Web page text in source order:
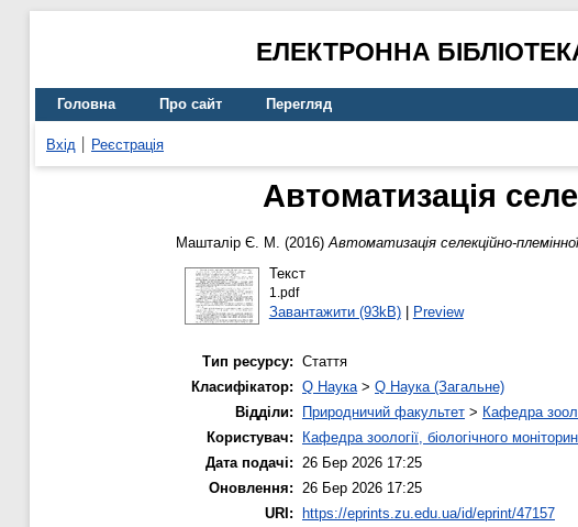
ЕЛЕКТРОННА
Головна Про сайт Перегляд
Вхід Реєстрація
Автоматизація
Машталір Є. М. (2016)Автоматизація селекційно-
Текст
1.pdf
Завантажити (93kB)| Preview
Тип ресурсу: Стаття
Класифікатор: Q Наука> Q Наука (Загальне)
Відділи:
Природничий факультет > Кафедра
Користувач:
Кафедра зоології, біологічного
Дата подачі: 26 Бер 2026 17:25
Оновлення: 26 Бер 2026 17:25
URI:
https://eprints.zu.edu.ua/id/eprint/47157